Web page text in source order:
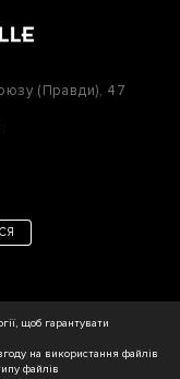
(Правди), 47
щоб гарантувати
на використання файлів
файлів